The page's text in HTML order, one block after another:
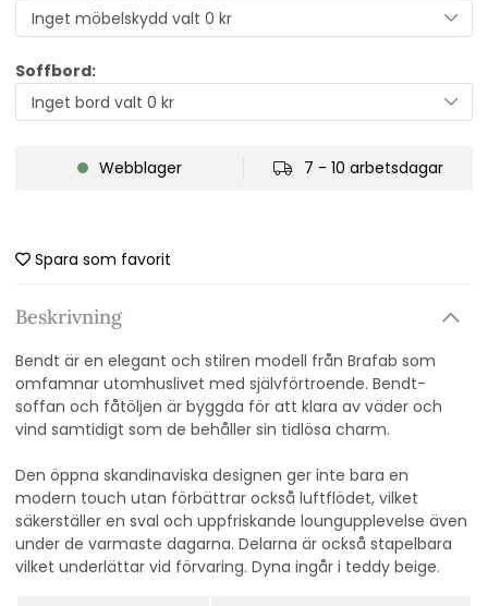
Soffbord:
Webblager 7 - 10 arbetsdagar
Spara som favorit
Beskrivning
Bendt är en elegant och stilren modell från Brafab som
omfamnar utomhuslivet med självförtroende. Bendt-
soffan och fåtöljen är byggda för att klara av väder och
vind samtidigt som de behåller sin tidlösa charm.
Den öppna skandinaviska designen ger inte bara en
modern touch utan förbättrar också luftflödet, vilket
säkerställer en sval och uppfriskande loungupplevelse även
under de varmaste dagarna. Delarna är också stapelbara
vilket underlättar vid förvaring. Dyna ingår i teddy beige.